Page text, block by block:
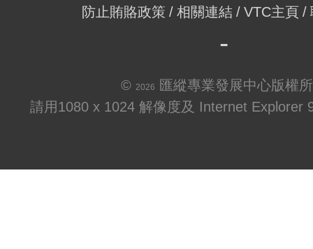
防止賄賂政策
相關連結 VTC主頁
© 2026
匯縱專業發展中心版權
請用1080 x 1024 解像度及 Internet Explorer